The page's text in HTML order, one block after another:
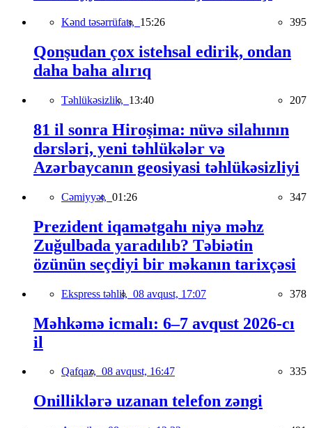
Kənd təsərrüfatı, 15:26 395
Qonşudan çox istehsal edirik, ondan
daha baha alırıq
Təhlükəsizlik, 13:40 207
81 il sonra Hiroşima: nüvə silahının
dərsləri, yeni təhlükələr və
Azərbaycanın geosiyasi təhlükəsizliyi
Cəmiyyət, 01:26 347
Prezident iqamətgahı niyə məhz
Zuğulbada yaradılıb? Təbiətin
özünün seçdiyi bir məkanın tarixçəsi
Ekspress təhlil, 08 avqust, 17:07 378
Məhkəmə icmalı: 6–7 avqust 2026-cı
il
Qafqaz, 08 avqust, 16:47 335
Onilliklərə uzanan telefon zəngi